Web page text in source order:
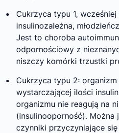
Cukrzyca typu 1, wcześniej
insulinozależna,
Jest to choroba
odpornościowy z
niszczy komórki trzustki
Cukrzyca typu 2:
wystarczającej ilości
organizmu nie reagują na
(insulinooporność). Można
czynniki przyczyniające